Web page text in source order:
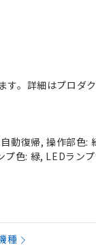
す。詳細はプロダ
動復帰, 操作部色:
色: 緑, LEDラン
種